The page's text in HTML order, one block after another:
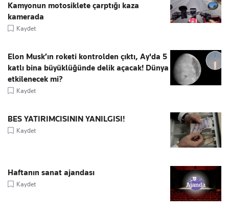
Kamyonun motosiklete çarptığı kaza
kamerada
Kaydet
Elon Musk’ın roketi kontrolden çıktı, Ay'da 5
katlı bina büyüklüğünde delik açacak! Dünya
etkilenecek mi?
Kaydet
BES YATIRIMCISININ YANILGISI!
Kaydet
Haftanın sanat ajandası
Kaydet